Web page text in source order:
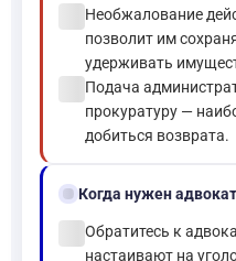
Необжалование
позволит им
удерживать
Подача
прокуратуру —
добиться возврата.
gavelКогда нужен адвокат
Обратитесь к
настаивают на